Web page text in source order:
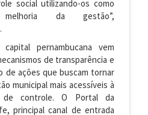
social utilizando-os como
da gestão”,
pernambucana vem
de transparência e
de ações que buscam tornar
municipal mais acessíveis à
de controle. O Portal da
principal canal de entrada